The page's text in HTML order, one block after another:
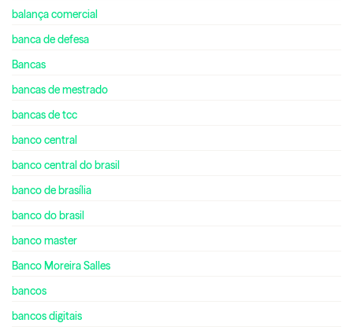
balança comercial
banca de defesa
Bancas
bancas de mestrado
bancas de tcc
banco central
banco central do brasil
banco de brasília
banco do brasil
banco master
Banco Moreira Salles
bancos
bancos digitais